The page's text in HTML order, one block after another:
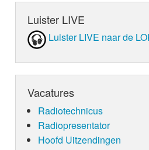
Luister LIVE
Luister LIVE naar de
Vacatures
Radiotechnicus
Radiopresentator
Hoofd Uitzendingen